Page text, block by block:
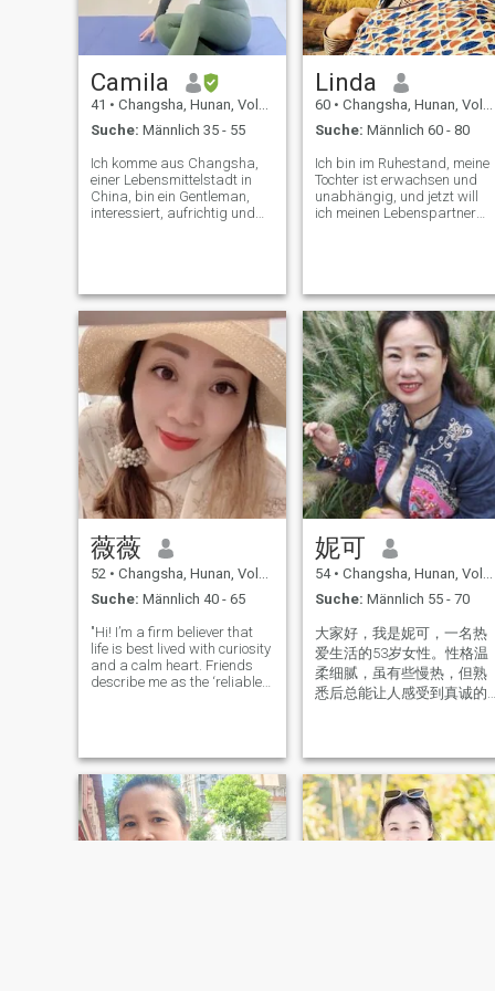
Camila
41 • Changsha, Hunan, Volksrep. China
Suche: Männlich 35 - 55
Ich komme aus Changsha,
einer Lebensmittelstadt in
China, bin ein Gentleman,
interessiert, aufrichtig und
heraus Ich habe mich seit
meiner Jugend gerne
amerikanische Filme
angesehen, und als ich
aufwuchs, reiste ich dorthin
Viele fremde Orte und lernten
die Unterschiede zwischen
chinesischer und westlicher
Kultur kennen Traditionelle
chinesische Kultur und
westliche Werte,
insbesondere Produkte, die
östliche und westliche
Kulturen kombinieren, AS
zwischen den Unterschieden
Linda
60 • Changsha, Hunan, Volksrep. China
Suche: Männlich 60 - 80
Ich bin im Ruhestand, meine
Tochter ist erwachsen und
unabhängig, und jetzt will
ich meinen Lebenspartner
freundlich, rücksichtsvoll,
ehrlich, zuverlässig,
aufrichtig gegenüber
anderen. Meine Hobbys:
Wandern, Tischtennis,
Schwimmen, Reisen, Tanzen,
Kochen, Lesen, Filme
schauen, Sport treiben. Ich
bin in mehr als zehn Länder
gereist, Amerika, Kanada,
Australien, Neuseeland,
Frankreich, Spanien,
Ägypten. und in einigen
Ländern in Asien auch. Und
gültiges Visum für Amerika
und Kanada.
薇薇
52 • Changsha, Hunan, Volksrep. China
Suche: Männlich 40 - 65
"Hi! I’m a firm believer that
life is best lived with curiosity
and a calm heart. Friends
describe me as the ‘reliable
when plans go sideways (he
妮可
54 • Changsha, Hunan, Volksrep. China
Suche: Männlich 55 - 70
大家好，我是妮可，一名热
爱生活的53岁女性。性格温
柔细腻，虽有些慢热，但熟
悉后总能让人感受到真诚的
受自在时光。 注重生活仪式
感：喜欢把家打理得明亮整
洁，窗台绿植、整齐书架、
阳光晒过的床单……用细节装